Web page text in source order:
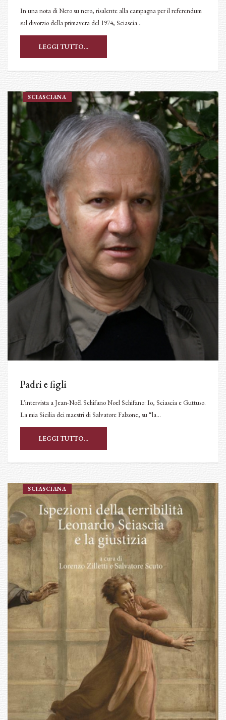
In una nota di Nero su nero, risalente alla campagna per il referendum
sul divorzio della primavera del 1974, Sciascia…
LEGGI TUTTO...
SCIASCIANA
Padri e figli
L’intervista a Jean-Noël Schifano Noel Schifano: Io, Sciascia e Guttuso.
La mia Sicilia dei maestri di Salvatore Falzone, su “la…
LEGGI TUTTO...
SCIASCIANA